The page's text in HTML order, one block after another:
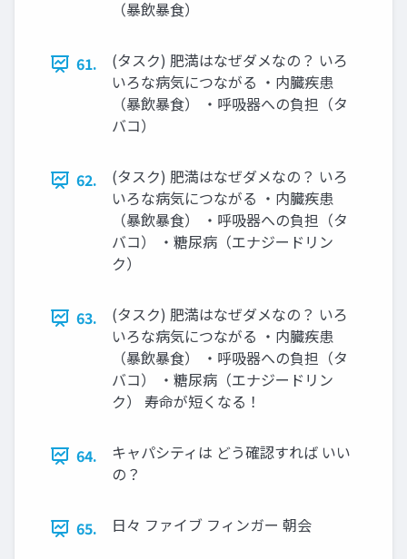
（暴飲暴食）
61.
(タスク) 肥満はなぜダメなの？ いろ
いろな病気につながる ・内臓疾患
（暴飲暴食） ・呼吸器への負担（タ
バコ）
62.
(タスク) 肥満はなぜダメなの？ いろ
いろな病気につながる ・内臓疾患
（暴飲暴食） ・呼吸器への負担（タ
バコ） ・糖尿病（エナジードリン
ク）
63.
(タスク) 肥満はなぜダメなの？ いろ
いろな病気につながる ・内臓疾患
（暴飲暴食） ・呼吸器への負担（タ
バコ） ・糖尿病（エナジードリン
ク） 寿命が短くなる！
64.
キャパシティは どう確認すれば いい
の？
65. 日々 ファイブ フィンガー 朝会